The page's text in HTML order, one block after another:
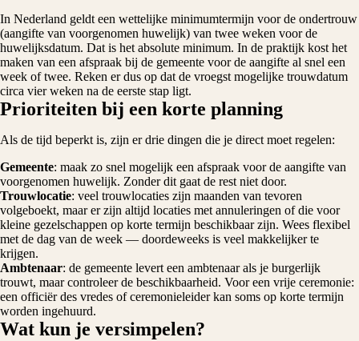
In Nederland geldt een wettelijke minimumtermijn voor de ondertrouw
(aangifte van voorgenomen huwelijk) van twee weken voor de
huwelijksdatum. Dat is het absolute minimum. In de praktijk kost het
maken van een afspraak bij de gemeente voor de aangifte al snel een
week of twee. Reken er dus op dat de vroegst mogelijke trouwdatum
circa vier weken na de eerste stap ligt.
Prioriteiten bij een korte planning
Als de tijd beperkt is, zijn er drie dingen die je direct moet regelen:
Gemeente: maak zo snel mogelijk een afspraak voor de aangifte van
voorgenomen huwelijk. Zonder dit gaat de rest niet door.
Trouwlocatie: veel trouwlocaties zijn maanden van tevoren
volgeboekt, maar er zijn altijd locaties met annuleringen of die voor
kleine gezelschappen op korte termijn beschikbaar zijn. Wees flexibel
met de dag van de week — doordeweeks is veel makkelijker te
krijgen.
Ambtenaar: de gemeente levert een ambtenaar als je burgerlijk
trouwt, maar controleer de beschikbaarheid. Voor een vrije ceremonie:
een officiër des vredes of ceremonieleider kan soms op korte termijn
worden ingehuurd.
Wat kun je versimpelen?